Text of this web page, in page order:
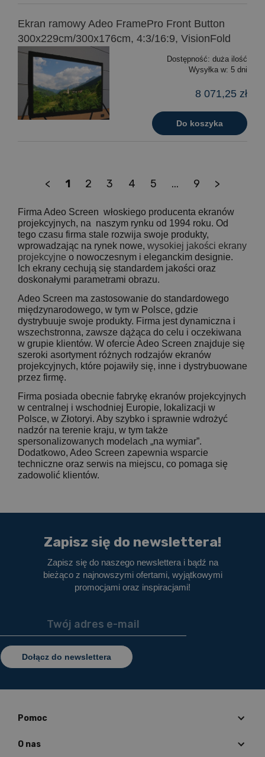
Ekran ramowy Adeo FramePro Front Button
300x229cm/300x176cm, 4:3/16:9, VisionFold
Dostępność: duża ilość
Wysyłka w: 5 dni
8 071,25 zł
Do koszyka
< 1 2 3 4 5 ... 9 >
Firma Adeo Screen włoskiego producenta ekranów
projekcyjnych, na naszym rynku od 1994 roku. Od
tego czasu firma stale rozwija swoje produkty,
wprowadzając na rynek nowe, wysokiej jakości ekrany
projekcyjne o nowoczesnym i eleganckim designie.
Ich ekrany cechują się standardem jakości oraz
doskonałymi parametrami obrazu.
Adeo Screen ma zastosowanie do standardowego
międzynarodowego, w tym w Polsce, gdzie
dystrybuuje swoje produkty. Firma jest dynamiczna i
wszechstronna, zawsze dążąca do celu i oczekiwana
w grupie klientów. W ofercie Adeo Screen znajduje się
szeroki asortyment różnych rodzajów ekranów
projekcyjnych, które pojawiły się, inne i dystrybuowane
przez firmę.
Firma posiada obecnie fabrykę ekranów projekcyjnych
w centralnej i wschodniej Europie, lokalizacji w
Polsce, w Złotoryi. Aby szybko i sprawnie wdrożyć
nadzór na terenie kraju, w tym także
spersonalizowanych modelach „na wymiar”.
Dodatkowo, Adeo Screen zapewnia wsparcie
techniczne oraz serwis na miejscu, co pomaga się
zadowolić klientów.
Zapisz się do newslettera!
Zapisz się do naszego newslettera i bądź na
bieżąco z najnowszymi ofertami, wyjątkowymi
promocjami oraz inspiracjami!
Dołącz do newslettera
Pomoc
O nas